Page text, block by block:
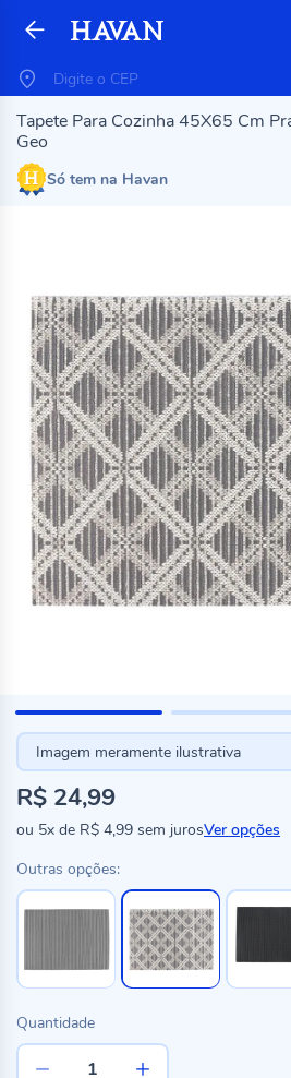
Tapete Para Cozinha 45X65 Cm
Geo
Só tem na Havan
Imagem meramente ilustrativa
R$ 24,99
ou 5x de R$ 4,99 sem jurosVer opções
Outras opções:
Quantidade